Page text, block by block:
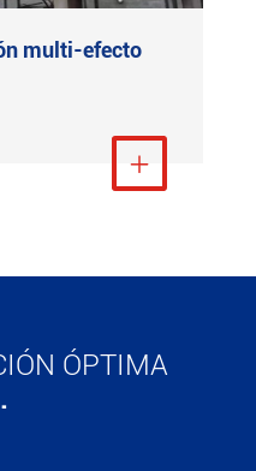
multi-efecto
Ver más

ÓPTIMA